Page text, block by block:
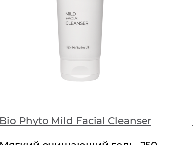
Bio Phyto Mild Facial Cleanser